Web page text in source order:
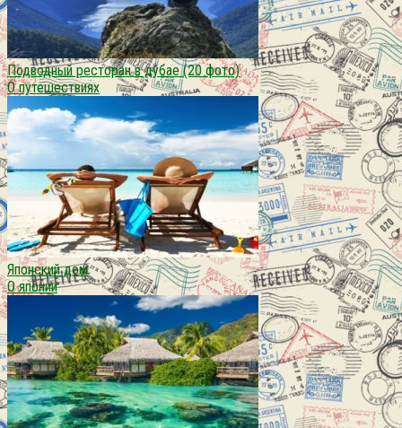
Подводный ресторан в дубае (20 фото)
О путешествиях
Японский дом
О японии